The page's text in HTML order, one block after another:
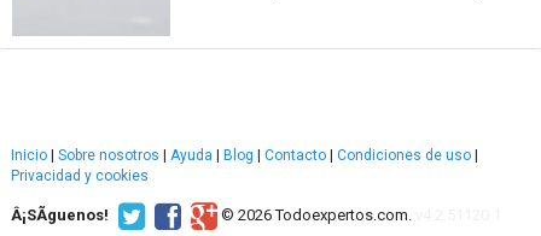
Inicio Sobre nosotros Ayuda Blog Contacto Condiciones de uso
Privacidad y cookies
Â¡SÃ­guenos! © 2026 Todoexpertos.com.